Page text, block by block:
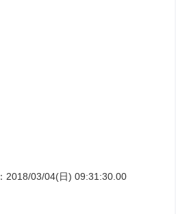
：2018/03/04(日) 09:31:30.00